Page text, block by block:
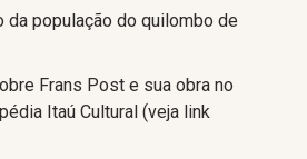
da população do quilombo de
Frans Post e sua obra no
Itaú Cultural (veja link